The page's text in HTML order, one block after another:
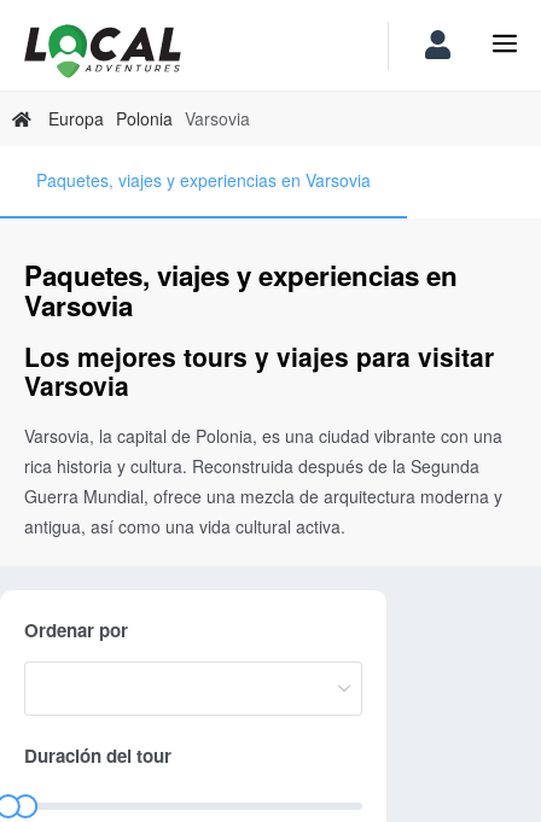
Europa Polonia Varsovia
Paquetes, viajes y experiencias en Varsovia
Paquetes, viajes y experiencias en
Varsovia
Los mejores tours y viajes para visitar
Varsovia
Varsovia, la capital de Polonia, es una ciudad vibrante con una
rica historia y cultura. Reconstruida después de la Segunda
Guerra Mundial, ofrece una mezcla de arquitectura moderna y
antigua, así como una vida cultural activa.
Ordenar por
Duración del tour